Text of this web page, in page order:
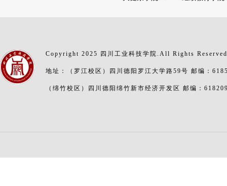
Copyright 2025 四川工业科技学院.All Rights
地址：（罗江校区）四川德阳罗江大学路59号 邮编：
（绵竹校区）四川德阳绵竹新市经济开发区 邮编：